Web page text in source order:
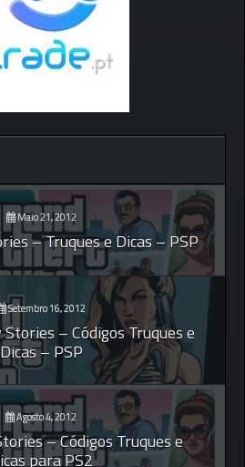
Maio 21, 2012
– Truques e Dicas – PSP
Setembro 16, 2012
– Códigos Truques e
Dicas – PSP
Agosto 4, 2012
– Códigos Truques e
para PS2